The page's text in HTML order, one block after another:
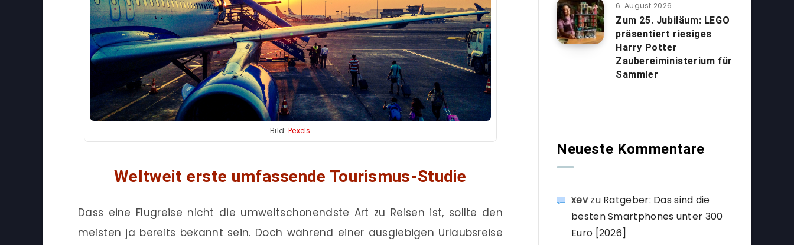
Bild: Pexels
Weltweit erste umfassende Tourismus-Studie
Dass eine Flugreise nicht die umweltschonendste Art zu Reisen ist, sollte den
meisten ja bereits bekannt sein. Doch während einer ausgiebigen Urlaubsreise
6. August 2026
Zum 25. Jubiläum: LEGO
präsentiert riesiges
Harry Potter
Zaubereiministerium für
Sammler
Neueste Kommentare
xevzu Ratgeber: Das sind die
besten Smartphones unter 300
Euro [2026]